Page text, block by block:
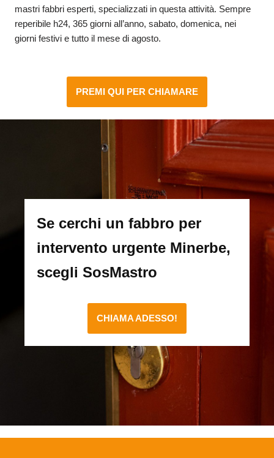
mastri fabbri esperti, specializzati in questa attività. Sempre
reperibile h24, 365 giorni all’anno, sabato, domenica, nei
giorni festivi e tutto il mese di agosto.
PREMI QUI PER CHIAMARE
Se cerchi un fabbro per
intervento urgente Minerbe,
scegli SosMastro
CHIAMA ADESSO!